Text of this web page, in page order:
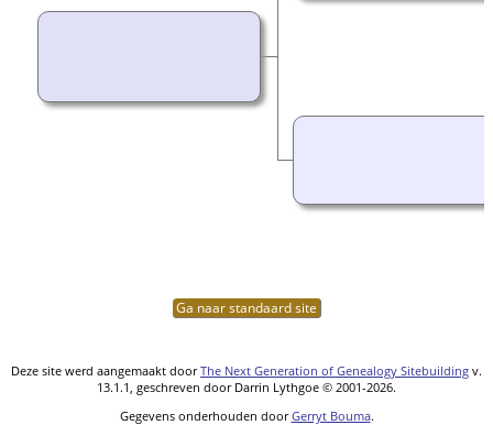
Ga naar standaard site
Deze site werd aangemaakt doorThe Next Generation of Genealogy Sitebuilding v.
13.1.1, geschreven door Darrin Lythgoe © 2001-2026.
Gegevens onderhouden doorGerryt Bouma.